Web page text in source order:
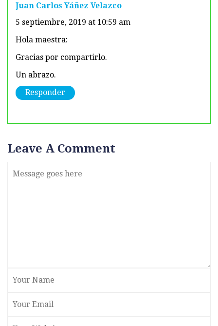
Juan Carlos Yáñez Velazco
5 septiembre, 2019 at 10:59 am
Hola maestra:
Gracias por compartirlo.
Un abrazo.
Responder
Leave A Comment